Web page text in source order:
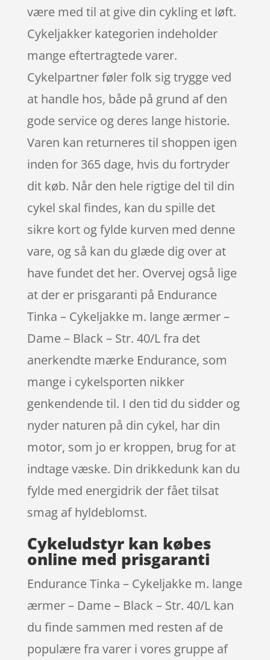
være med til at give din cykling et løft.
Cykeljakker kategorien indeholder
mange eftertragtede varer.
Cykelpartner føler folk sig trygge ved
at handle hos, både på grund af den
gode service og deres lange historie.
Varen kan returneres til shoppen igen
inden for 365 dage, hvis du fortryder
dit køb. Når den hele rigtige del til din
cykel skal findes, kan du spille det
sikre kort og fylde kurven med denne
vare, og så kan du glæde dig over at
have fundet det her. Overvej også lige
at der er prisgaranti på Endurance
Tinka – Cykeljakke m. lange ærmer –
Dame – Black – Str. 40/L fra det
anerkendte mærke Endurance, som
mange i cykelsporten nikker
genkendende til. I den tid du sidder og
nyder naturen på din cykel, har din
motor, som jo er kroppen, brug for at
indtage væske. Din drikkedunk kan du
fylde med energidrik der fået tilsat
smag af hyldeblomst.
Cykeludstyr kan købes
online med prisgaranti
Endurance Tinka – Cykeljakke m. lange
ærmer – Dame – Black – Str. 40/L kan
du finde sammen med resten af de
populære fra varer i vores gruppe af